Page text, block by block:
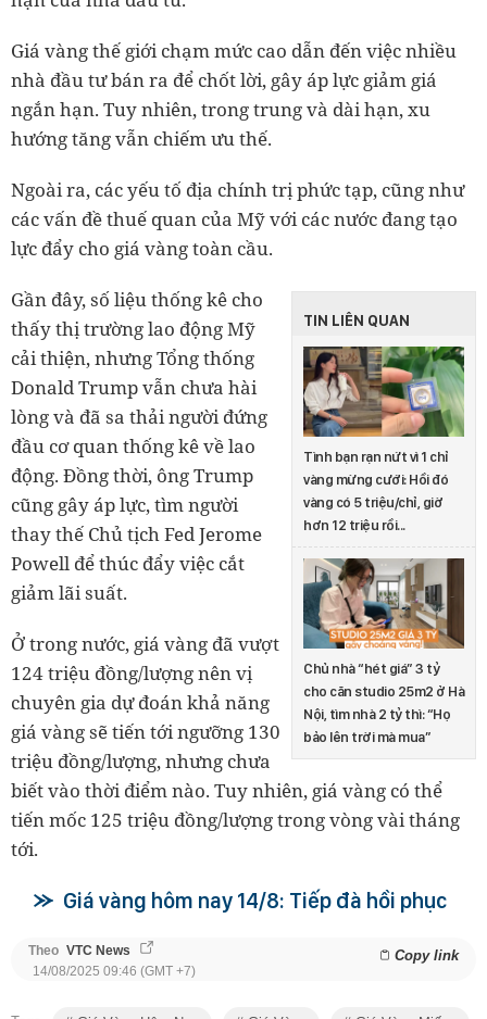
Giá vàng thế giới chạm mức cao dẫn đến việc nhiều
nhà đầu tư bán ra để chốt lời, gây áp lực giảm giá
ngắn hạn. Tuy nhiên, trong trung và dài hạn, xu
hướng tăng vẫn chiếm ưu thế.
Ngoài ra, các yếu tố địa chính trị phức tạp, cũng như
các vấn đề thuế quan của Mỹ với các nước đang tạo
lực đẩy cho giá vàng toàn cầu.
TIN LIÊN QUAN
Tình bạn rạn nứt vì 1 chỉ
vàng mừng cưới: Hồi đó
vàng có 5 triệu/chỉ, giờ
hơn 12 triệu rồi...
Chủ nhà “hét giá” 3 tỷ
cho căn studio 25m2 ở Hà
Nội, tìm nhà 2 tỷ thì: “Họ
bảo lên trời mà mua”
Gần đây, số liệu thống kê cho
thấy thị trường lao động Mỹ
cải thiện, nhưng Tổng thống
Donald Trump vẫn chưa hài
lòng và đã sa thải người đứng
đầu cơ quan thống kê về lao
động. Đồng thời, ông Trump
cũng gây áp lực, tìm người
thay thế Chủ tịch Fed Jerome
Powell để thúc đẩy việc cắt
giảm lãi suất.
Ở trong nước, giá vàng đã vượt
124 triệu đồng/lượng nên vị
chuyên gia dự đoán khả năng
giá vàng sẽ tiến tới ngưỡng 130
triệu đồng/lượng, nhưng chưa
biết vào thời điểm nào. Tuy nhiên, giá vàng có thể
tiến mốc 125 triệu đồng/lượng trong vòng vài tháng
tới.
Giá vàng hôm nay 14/8: Tiếp đà hồi phục
Theo VTC News Copy link
14/08/2025 09:46 (GMT +7)